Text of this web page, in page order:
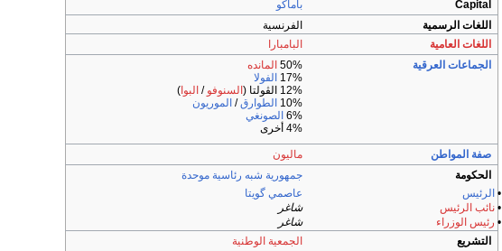
Capital
باماكو
اللغات الرسمية
الفرنسية
اللغات العامية
البامبارا
الجماعات العرقية
50% المانده
17% الفولا
12% الڤولتا (
السنوفو / البوا)
10% الطوارق/ الموريون
6% الصونغي
4% أخرى
صفة المواطن
ماليون
الحكومة
جمهورية شبه رئاسية موحدة
• الرئيس
عاصمي گويتا
•نائب الرئيس
شاغر
• رئيس الوزراء
شاغر
التشريع
الجمعية الوطنية